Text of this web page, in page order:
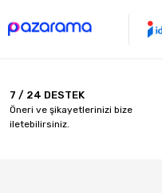
7 / 24 DESTEK
Öneri ve şikayetlerinizi bize
iletebilirsiniz.